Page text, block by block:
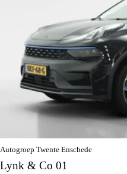
Autogroep Twente Enschede
Lynk & Co 01